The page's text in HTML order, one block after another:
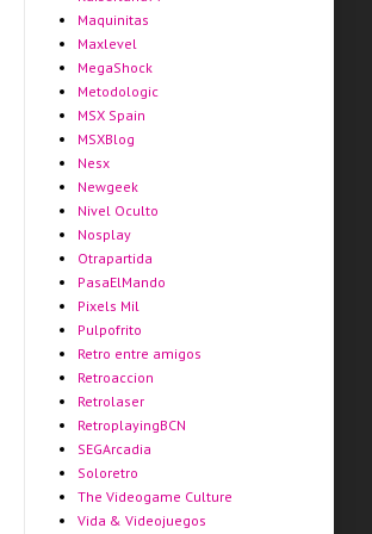
Maquinitas
Maxlevel
MegaShock
Metodologic
MSX Spain
MSXBlog
Nesx
Newgeek
Nivel Oculto
Nosplay
Otrapartida
PasaElMando
Pixels Mil
Pulpofrito
Retro entre amigos
Retroaccion
Retrolaser
RetroplayingBCN
SEGArcadia
Soloretro
The Videogame Culture
Vida & Videojuegos